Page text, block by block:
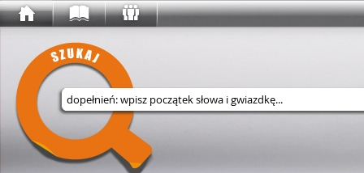
Wyszukaj w serwisie